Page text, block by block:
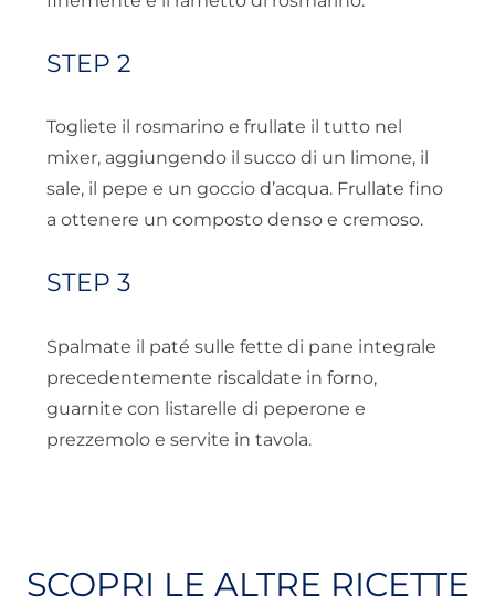
STEP 2
Togliete il rosmarino e frullate il tutto nel
mixer, aggiungendo il succo di un limone, il
sale, il pepe e un goccio d’acqua. Frullate fino
a ottenere un composto denso e cremoso.
STEP 3
Spalmate il paté sulle fette di pane integrale
precedentemente riscaldate in forno,
guarnite con listarelle di peperone e
prezzemolo e servite in tavola.
SCOPRI LE ALTRE RICETTE